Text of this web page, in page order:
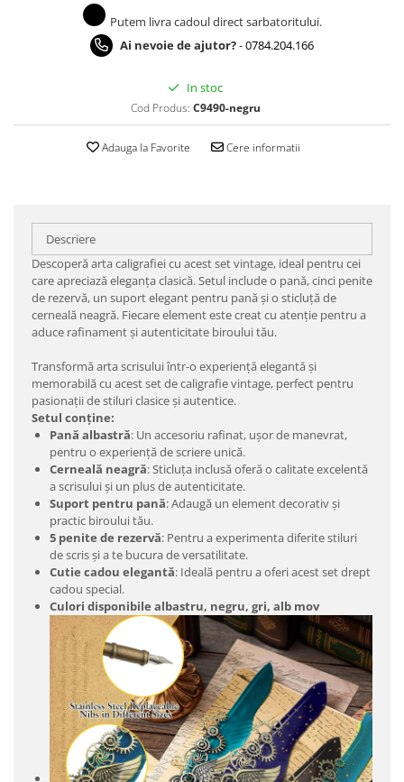
Putem livra cadoul direct sarbatoritului.
Ai nevoie de ajutor?-0784.204.166
In stoc
Cod Produs: C9490-negru
Adauga la Favorite Cere informatii
Descriere
Descoperă arta caligrafiei cu acest set vintage, ideal pentru cei
care apreciază eleganța clasică. Setul include o pană, cinci penite
de rezervă, un suport elegant pentru pană și o sticluță de
cerneală neagră. Fiecare element este creat cu atenție pentru a
aduce rafinament și autenticitate biroului tău.
Transformă arta scrisului într-o experiență elegantă și
memorabilă cu acest set de caligrafie vintage, perfect pentru
pasionații de stiluri clasice și autentice.
Setul conține:
Pană albastră: Un accesoriu rafinat, ușor de manevrat,
pentru o experiență de scriere unică.
Cerneală neagră: Sticluța inclusă oferă o calitate excelentă
a scrisului și un plus de autenticitate.
Suport pentru pană: Adaugă un element decorativ și
practic biroului tău.
5 penite de rezervă: Pentru a experimenta diferite stiluri
de scris și a te bucura de versatilitate.
Cutie cadou elegantă: Ideală pentru a oferi acest set drept
cadou special.
Culori disponibile albastru, negru, gri, alb mov